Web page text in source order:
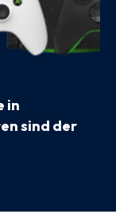
in
sind der